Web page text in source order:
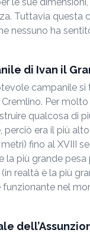
Tuttavia questa
nessuno ha
di Ivan il
campanile si
Per
qualcosa di
perciò era il più
metri) fino al XVIII
la più grande pesa
realtà è la più
funzionante nel